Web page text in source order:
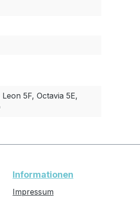
5F, Octavia 5E,
Informationen
Impressum